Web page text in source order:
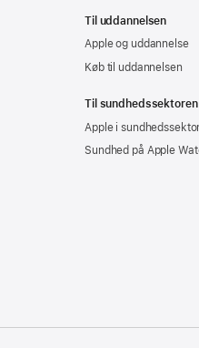
Til uddannelsen
Apple og uddannelse
Køb til uddannelsen
Til sundhedssektoren
Apple i
Sundhed på Apple